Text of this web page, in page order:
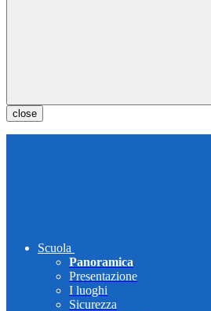
close
Scuola
Panoramica
Presentazione
I luoghi
Sicurezza